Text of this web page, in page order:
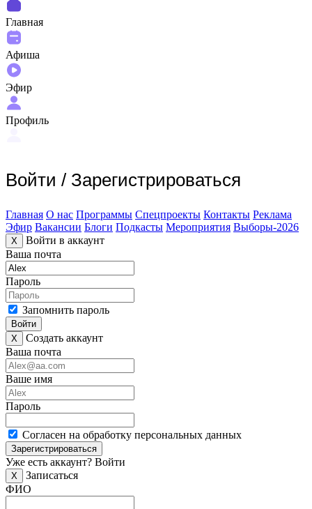
Главная
Афиша
Эфир
Профиль
Войти / Зарегистрироваться
Главная О нас Программы Спецпроекты Контакты Реклама
Эфир Вакансии Блоги Подкасты Мероприятия Выборы-2026
X
Войти в аккаунт
Ваша почта
Пароль
Запомнить пароль
Войти
X
Создать аккаунт
Ваша почта
Ваше имя
Пароль
Согласен на обработку персональных данных
Зарегистрироваться
Уже есть аккаунт? Войти
X
Записаться
ФИО